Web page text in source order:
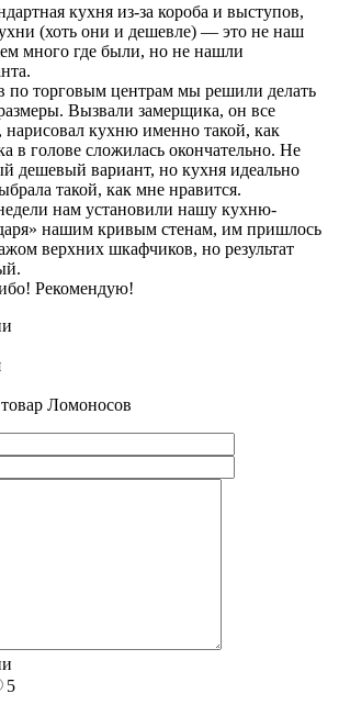
кухня из-за короба и выступов,
(хоть они и дешевле) — это не наш
много где были, но не нашли
по торговым центрам мы решили делать
Вызвали замерщика, он все
нарисовал кухню именно такой, как
в голове сложилась окончательно. Не
дешевый вариант, но кухня идеально
такой, как мне нравится.
нам установили нашу кухню-
нашим кривым стенам, им пришлось
верхних шкафчиков, но результат
Рекомендую!
Ломоносов
5